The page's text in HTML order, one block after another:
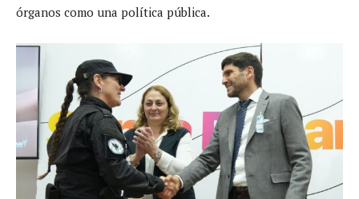
órganos como una política pública.